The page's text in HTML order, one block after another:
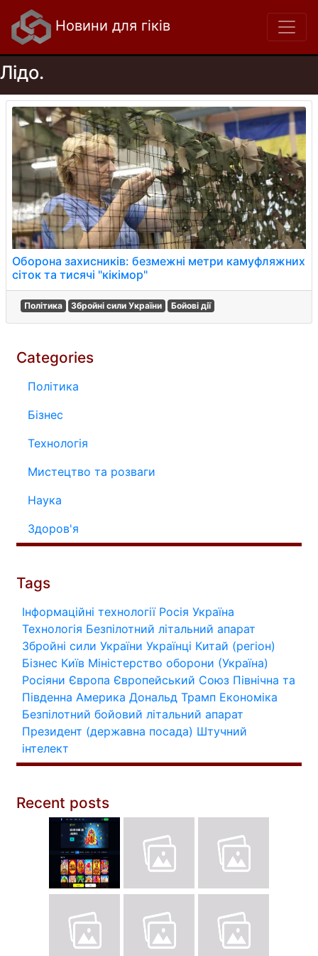
Новини для гіків
Лідо.
Оборона захисників: безмежні метри камуфляжних
сіток та тисячі "кікімор"
Політика Збройні сили України Бойові дії
Categories
Політика
Бізнес
Технологія
Мистецтво та розваги
Наука
Здоров'я
Tags
Інформаційні технології Росія Україна
Технологія Безпілотний літальний апарат
Збройні сили України Українці Китай (регіон)
Бізнес Київ Міністерство оборони (Україна)
Росіяни Європа Європейський Союз Північна та
Південна Америка Дональд Трамп Економіка
Безпілотний бойовий літальний апарат
Президент (державна посада) Штучний
інтелект
Recent posts